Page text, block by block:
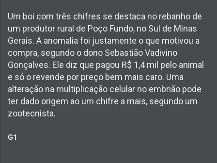
Um boi com três chifres se destaca no rebanho de
um produtor rural de Poço Fundo, no Sul de Minas
Gerais. A anomalia foi justamente o que motivou a
compra, segundo o dono Sebastião Vadivino
Gonçalves. Ele diz que pagou R$ 1,4 mil pelo animal
e só o revende por preço bem mais caro. Uma
alteração na multiplicação celular no embrião pode
ter dado origem ao um chifre a mais, segundo um
zootecnista.
G1